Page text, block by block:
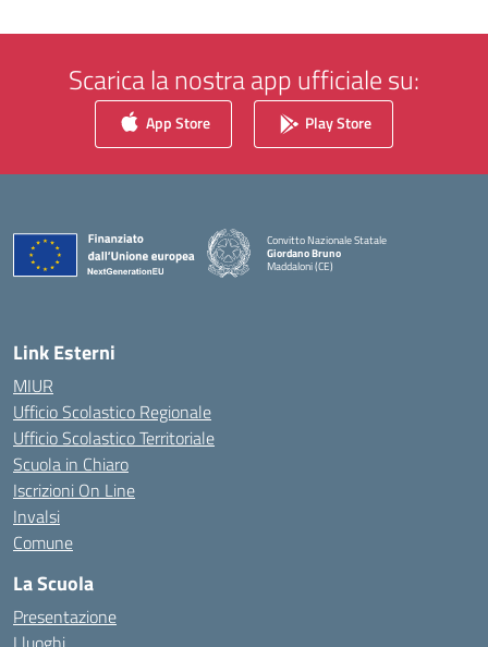
Scarica la nostra app ufficiale su:
App Store Play Store
Convitto Nazionale Statale
Giordano Bruno
Maddaloni (CE)
Link Esterni
MIUR
Ufficio Scolastico Regionale
Ufficio Scolastico Territoriale
Scuola in Chiaro
Iscrizioni On Line
Invalsi
Comune
La Scuola
Presentazione